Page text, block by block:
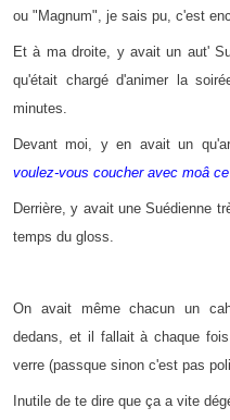
ou "Magnum", je sais pu, c'est
Et à ma droite, y avait un aut'
qu'était chargé d'animer la
minutes.
Devant moi, y en avait un
voulez-vous coucher avec moâ
Derrière, y avait une Suédienne
temps du gloss.
On avait même chacun un
dedans, et il fallait à chaque
verre (passque sinon c'est pas
Inutile de te dire que ça a vite